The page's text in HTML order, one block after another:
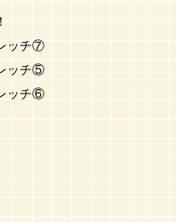
ッチ⑦
ッチ⑤
ッチ⑥